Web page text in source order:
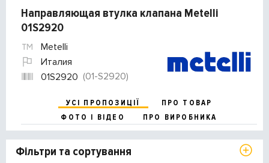
Направляющая втулка клапана Metelli
01S2920
Metelli
Италия
01S2920 (01-S2920)
УСІ ПРОПОЗИЦІЇ
ПРО ТОВАР
ФОТО І ВІДЕО
ПРО ВИРОБНИКА
Фільтри та сортування